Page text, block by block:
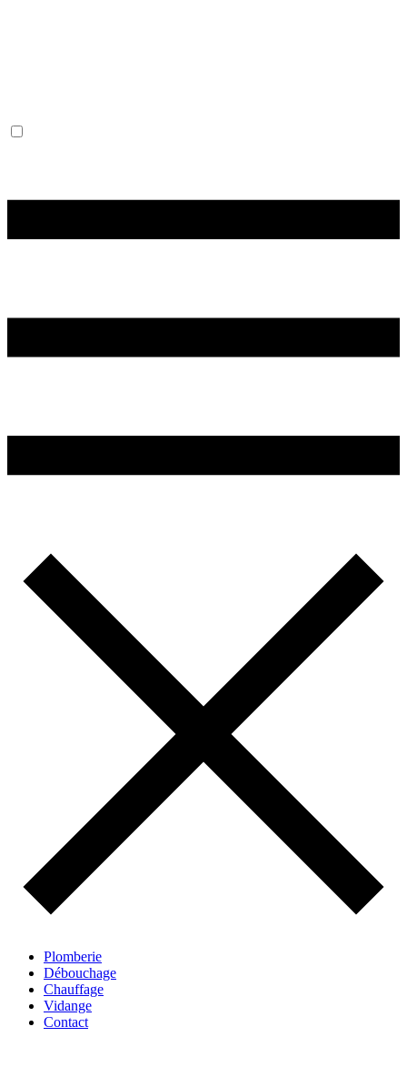
Plomberie
Débouchage
Chauffage
Vidange
Contact